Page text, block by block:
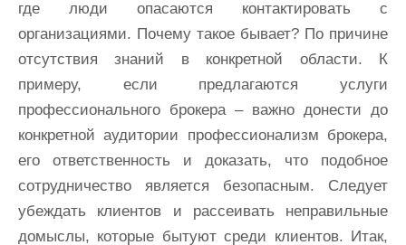
где люди опасаются контактировать с
организациями. Почему такое бывает? По причине
отсутствия знаний в конкретной области. К
примеру, если предлагаются услуги
профессионального брокера – важно донести до
конкретной аудитории профессионализм брокера,
его ответственность и доказать, что подобное
сотрудничество является безопасным. Следует
убеждать клиентов и рассеивать неправильные
домыслы, которые бытуют среди клиентов. Итак,